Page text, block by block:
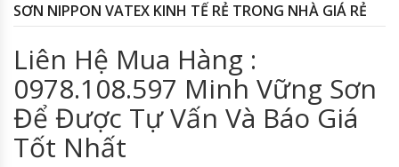
SƠN NIPPON VATEX KINH TẾ RẺ TRONG NHÀ GIÁ RẺ
Liên Hệ Mua Hàng :
0978.108.597 Minh Vững Sơn
Để Được Tự Vấn Và Báo Giá
Tốt Nhất